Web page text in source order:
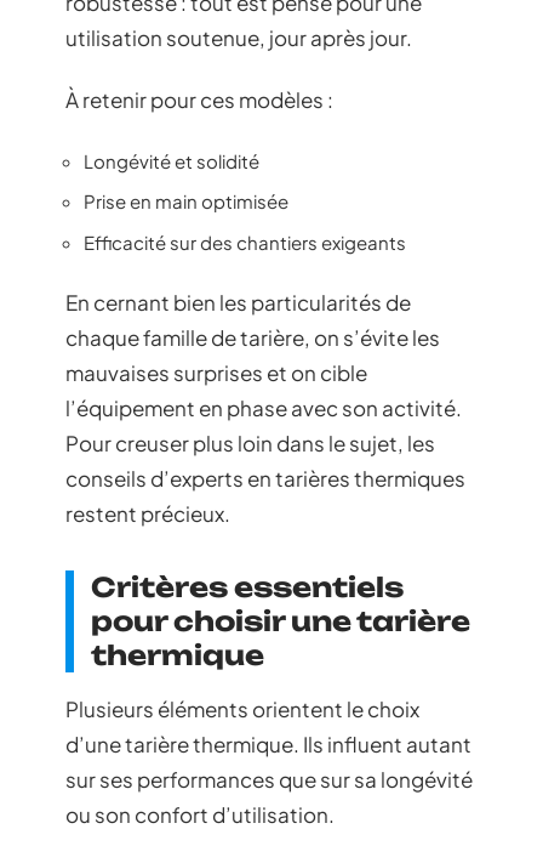
utilisation soutenue, jour après jour.
À retenir pour ces modèles :
Longévité et solidité
Prise en main optimisée
Efficacité sur des chantiers exigeants
En cernant bien les particularités de
chaque famille de tarière, on s’évite les
mauvaises surprises et on cible
l’équipement en phase avec son activité.
Pour creuser plus loin dans le sujet, les
conseils d’experts en tarières thermiques
restent précieux.
Critères essentiels
pour choisir une tarière
thermique
Plusieurs éléments orientent le choix
d’une tarière thermique. Ils influent autant
sur ses performances que sur sa longévité
ou son confort d’utilisation.